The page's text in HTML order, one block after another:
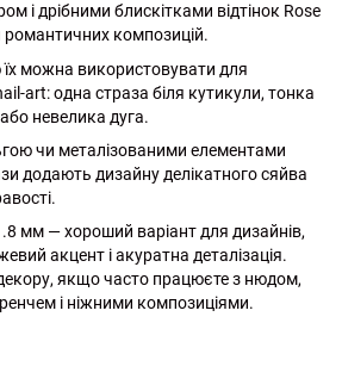
і дрібними блискітками відтінок Rose
романтичних композицій.
можна використовувати для
art: одна страза біля кутикули, тонка
невелика дуга.
чи металізованими елементами
додають дизайну делікатного сяйва
мм — хороший варіант для дизайнів,
акцент і акуратна деталізація.
якщо часто працюєте з нюдом,
і ніжними композиціями.